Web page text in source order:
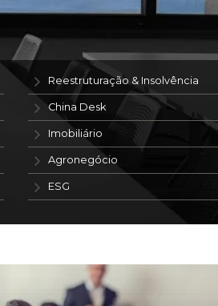
Reestruturação & Insolvência
China Desk
Imobiliário
Agronegócio
ESG